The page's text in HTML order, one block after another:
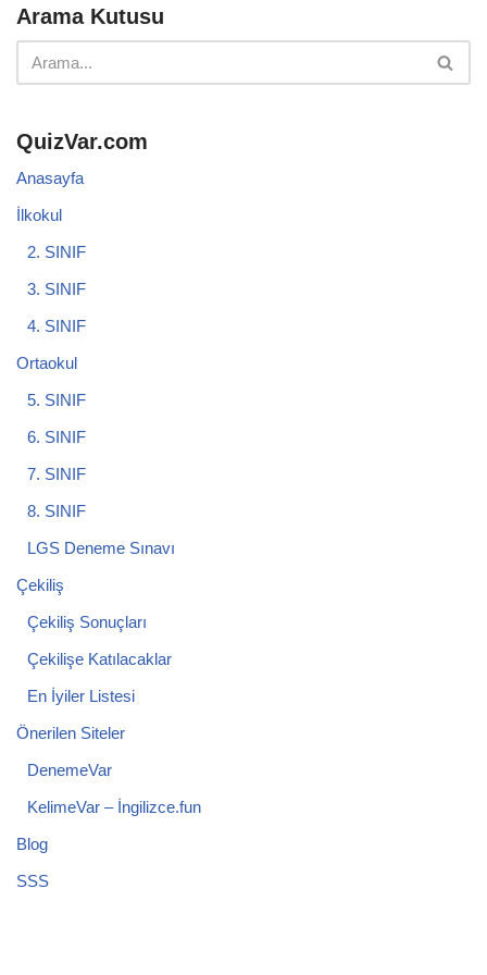
Arama Kutusu
QuizVar.com
Anasayfa
İlkokul
2. SINIF
3. SINIF
4. SINIF
Ortaokul
5. SINIF
6. SINIF
7. SINIF
8. SINIF
LGS Deneme Sınavı
Çekiliş
Çekiliş Sonuçları
Çekilişe Katılacaklar
En İyiler Listesi
Önerilen Siteler
DenemeVar
KelimeVar – İngilizce.fun
Blog
SSS